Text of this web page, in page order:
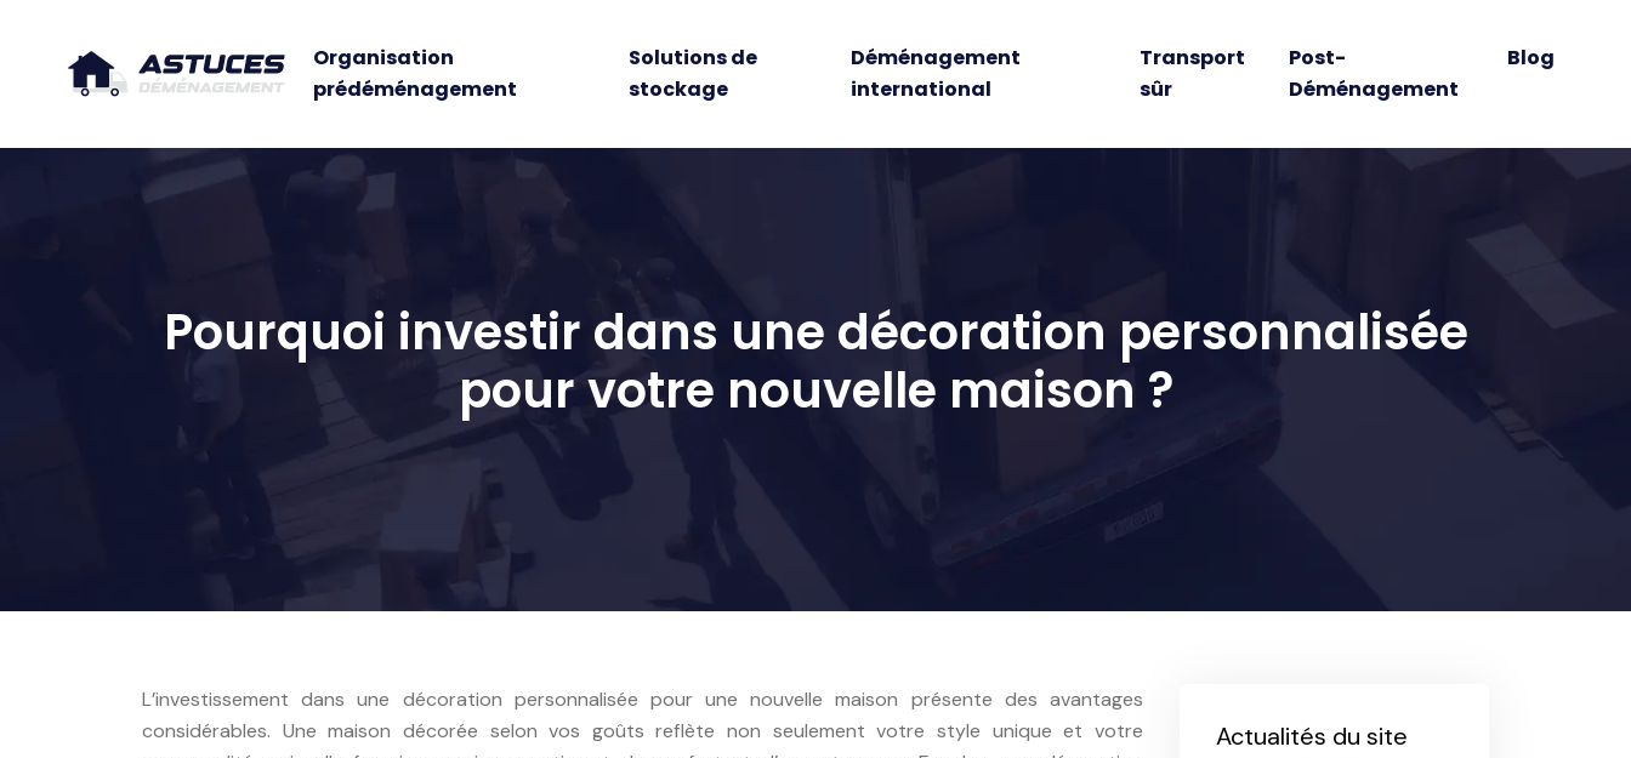
Organisation
prédéménagement
Solutions de
stockage
Déménagement
international
Transport
sûr
Post-
Déménagement
Blog
Pourquoi investir dans une décoration personnalisée
pour votre nouvelle maison ?
L’investissement dans une décoration personnalisée pour une nouvelle maison présente des avantages
considérables. Une maison décorée selon vos goûts reflète non seulement votre style unique et votre
Actualités du site